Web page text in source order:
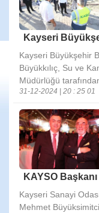
Kayseri
Kayseri Büyükşehir
Büyükkılıç, Su ve
Müdürlüğü
31-12-2024 | 20 : 25 01
KAYSO
Kayseri Sanayi
Mehmet Büyüksimitci